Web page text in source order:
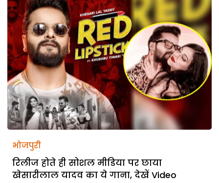
भोजपुरी
रिलीज होते ही सोशल मीडिया पर छाया
खेसारीलाल यादव का ये गाना, देखें Video